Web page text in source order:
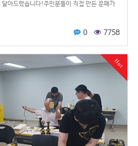
아드렸습니다!주민분들이 직접 만든 문패가
0 7758
Hot